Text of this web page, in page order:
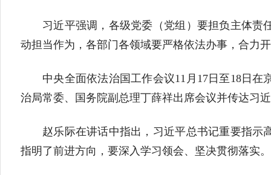
习近平强调，各级党委（党组）要担负主体
动担当作为，各部门各领域要严格依法办事，合力
中央全面依法治国工作会议11月17日至18日
治局常委、国务院副总理丁薛祥出席会议并传达习
赵乐际在讲话中指出，习近平总书记重要指
指明了前进方向，要深入学习领会、坚决贯彻落实。